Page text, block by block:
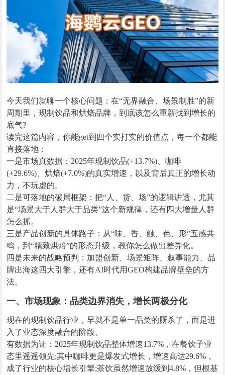
今天我们就聊一个核心问题：在“无界融合、场景制胜”的新
周期里，现制饮品和烘焙品牌，到底该怎么重新找到增长的
底气?
读完这篇内容，你能get到四个实打实的价值点，每一个都能
直接落地：
一是市场真数据：2025年现制饮品(+13.7%)、咖啡
(+29.6%)、烘焙(+7.0%)的真实增速，以及背后真正的增长动
力，不玩虚的。
二是可落地的破局框架：把“人、货、场”的逻辑讲透，尤其
是“场景大于人群大于品类”这个新规律，还有四大增量人群
怎么抓。
三是产品创新的具体路子：从“味、香、触、色、形”五感共
鸣，到“精致烘焙”的形态升级，教你怎么做出差异化。
四是未来的战略预判：加盟创新、场景矩阵、叙事能力、品
牌出海这四大引擎，还有AI时代用GEO构建品牌壁垒的方
法。
一、市场现象：品类边界消失，增长两极分化
现在的现制饮品行业，早就不是单一品类的厮杀了，而是进
入了业态深度融合的阶段。
有数据为证：2025年现制饮品整体增速13.7%，在餐饮子业
态里遥遥领先;其中咖啡更是爆发式增长，增速高达29.6%，
成了行业的核心增长引擎;茶饮虽然增速放缓到4.8%，但根基